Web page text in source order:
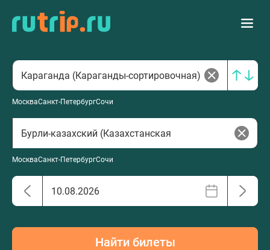
МоскваСанкт-ПетербургСочи
МоскваСанкт-ПетербургСочи
Найти билеты